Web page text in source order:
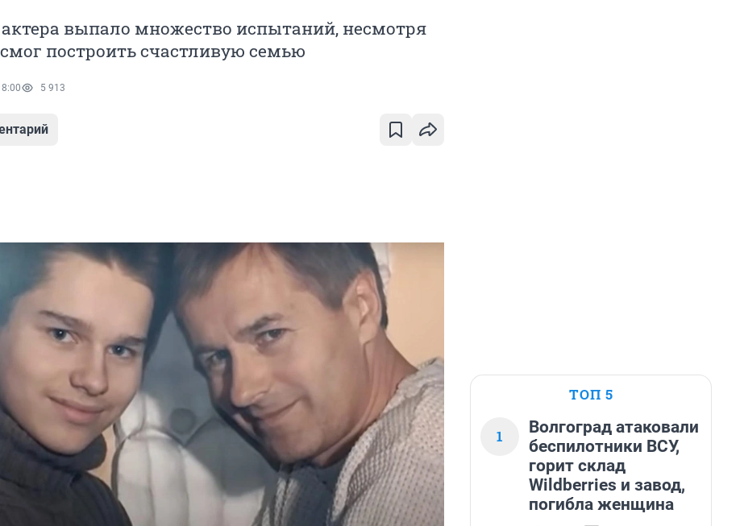
выпало множество испытаний, несмотря
смог построить счастливую семью
5 913
ТОП 5
1
Волгоград атаковали
беспилотники ВСУ,
горит склад
Wildberries и завод,
погибла женщина